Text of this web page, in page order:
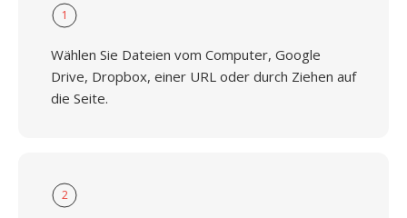
1
Wählen Sie Dateien vom Computer, Google
Drive, Dropbox, einer URL oder durch Ziehen auf
die Seite.
2